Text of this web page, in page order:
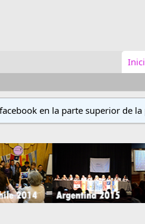
en la parte superior de la